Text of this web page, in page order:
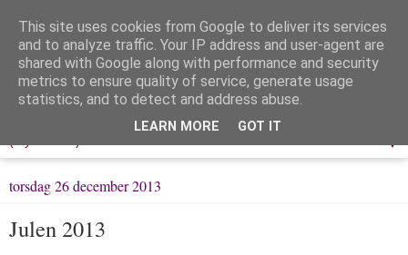
Löpning & Livet
Mitt liv, mina tankar & min träning
▼
torsdag 26 december 2013
Julen 2013
This site uses cookies from Google to deliver its services
and to analyze traffic. Your IP address and user-agent are
shared with Google along with performance and security
metrics to ensure quality of service, generate usage
statistics, and to detect and address abuse.
LEARN MORE GOT IT